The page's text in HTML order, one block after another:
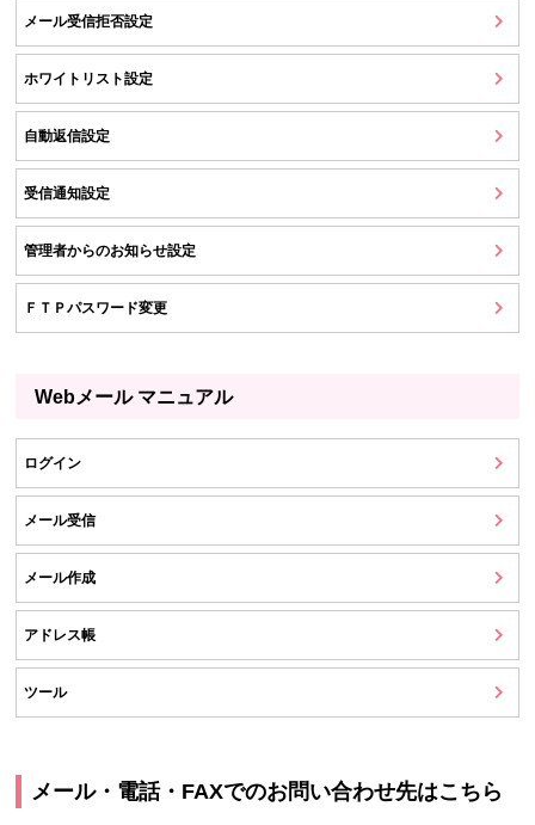
メール受信拒否設定
ホワイトリスト設定
自動返信設定
受信通知設定
管理者からのお知らせ設定
ＦＴＰパスワード変更
Webメール マニュアル
ログイン
メール受信
メール作成
アドレス帳
ツール
メール・電話・FAXでのお問い合わせ先はこちら